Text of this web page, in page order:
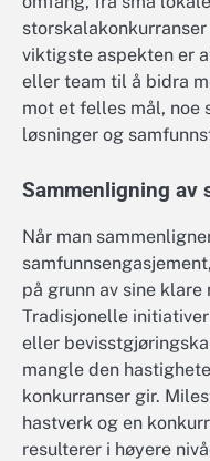
viktigste aspekten er
eller team til å bidra
mot et felles mål, noe
løsninger og
Sammenligning av
Når man
på grunn av sine
Tradisjonelle
eller
mangle den
konkurranser gir.
hastverk og en
resulterer i høyere